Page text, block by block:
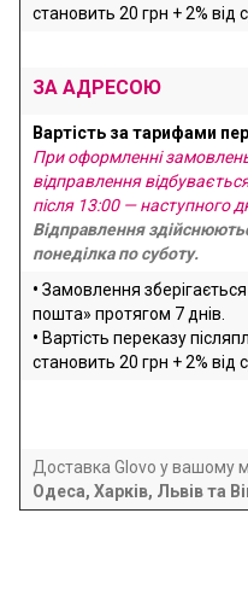
становить 20 грн + 2% від
ЗА АДРЕСОЮ
Вартість за тарифами
При оформленні
відправлення
після 13:00 — наступного
Відправлення
понеділка по суботу.
• Замовлення зберігається
пошта» протягом 7 днів.
• Вартість переказу
становить 20 грн + 2% від
Доставка Glovo у вашому
Одеса, Харків, Львів та